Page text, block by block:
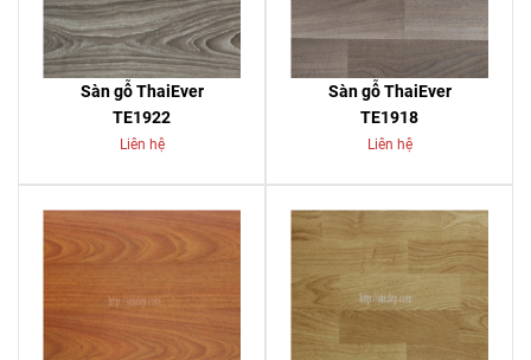
Sàn gỗ ThaiEver
TE1922
Liên hệ
Sàn gỗ ThaiEver
TE1918
Liên hệ